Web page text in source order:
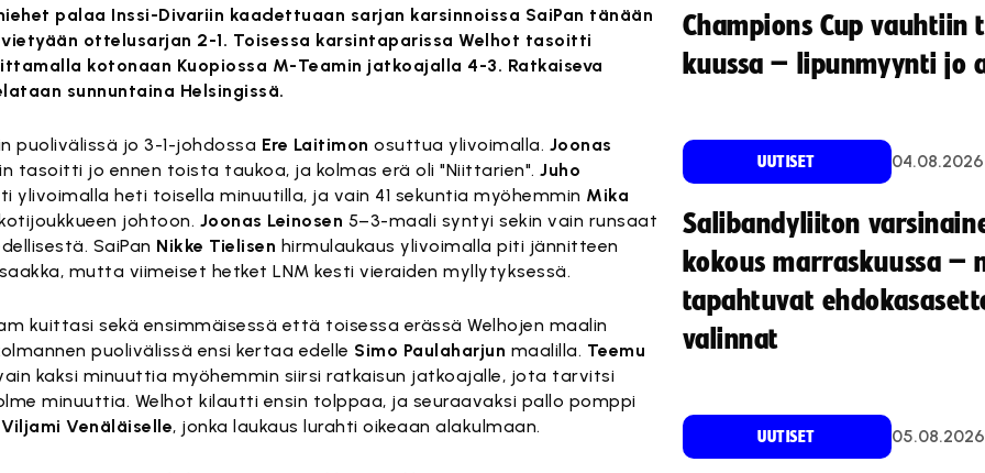
palaa Inssi-Divariin kaadettuaan sarjan karsinnoissa SaiPan tänään
ottelusarjan 2-1. Toisessa karsintaparissa Welhot tasoitti
kotonaan Kuopiossa M-Teamin jatkoajalla 4-3. Ratkaiseva
sunnuntaina Helsingissä.
puolivälissä jo 3-1-johdossa Ere Laitimon osuttua ylivoimalla. Joonas
tasoitti jo ennen toista taukoa, ja kolmas erä oli "Niittarien".Juho
ylivoimalla heti toisella minuutilla, ja vain 41 sekuntia myöhemmin Mika
johtoon. Joonas Leinosen 5–3-maali syntyi sekin vain runsaat
SaiPan Nikke Tielisen hirmulaukaus ylivoimalla piti jännitteen
mutta viimeiset hetket LNM kesti vieraiden myllytyksessä.
kuittasi sekä ensimmäisessä että toisessa erässä Welhojen maalin
puolivälissä ensi kertaa edelle Simo Paulaharjun maalilla. Teemu
kaksi minuuttia myöhemmin siirsi ratkaisun jatkoajalle, jota tarvitsi
minuuttia. Welhot kilautti ensin tolppaa, ja seuraavaksi pallo pomppi
Viljami Venäläiselle, jonka laukaus lurahti oikeaan alakulmaan.
Champions Cup vauhtiin
kuussa – lipunmyynti jo
UUTISET 04.08.2026
Salibandyliiton
kokous marraskuussa –
tapahtuvat
valinnat
UUTISET 05.08.2026